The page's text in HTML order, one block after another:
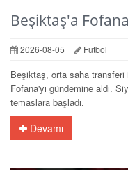
Beşiktaş'a
2026-08-05 Futbol
Beşiktaş, orta saha transferi
Fofana'yı gündemine aldı.
temaslara başladı.
Devamı